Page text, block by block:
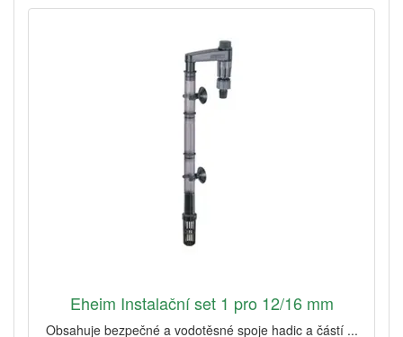
Eheim Instalační set 1 pro 12/16 mm
Obsahuje bezpečné a vodotěsné spoje hadic a částí ...